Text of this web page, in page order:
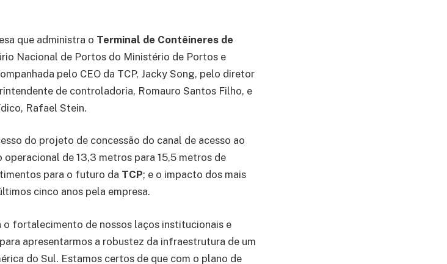
que administra o Terminal de Contêineres de
Nacional de Portos do Ministério de Portos e
pelo CEO da TCP, Jacky Song, pelo diretor
de controladoria, Romauro Santos Filho, e
Rafael Stein.
do projeto de concessão do canal de acesso ao
operacional de 13,3 metros para 15,5 metros de
para o futuro da TCP; e o impacto dos mais
cinco anos pela empresa.
o fortalecimento de nossos laços institucionais e
apresentarmos a robustez da infraestrutura de um
do Sul. Estamos certos de que com o plano de